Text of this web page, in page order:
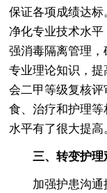
保证各项成绩达
净化专业技术水
强消毒隔离管理
专业理论知识，
会二甲等级复核
食、治疗和护理
水平有了很大提高
三、转变护理
加强护患沟通